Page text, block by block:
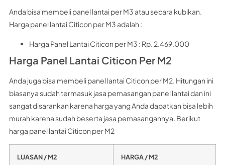
Anda bisa membeli panel lantai per M3 atau secara kubikan.
Harga panel lantai Citicon per M3 adalah :
Harga Panel Lantai Citicon per M3 : Rp. 2.469.000
Harga Panel Lantai Citicon Per M2
Anda juga bisa membeli panel lantai Citicon per M2. Hitungan ini
biasanya sudah termasuk jasa pemasangan panel lantai dan ini
sangat disarankan karena harga yang Anda dapatkan bisa lebih
murah karena sudah beserta jasa pemasangannya. Berikut
harga panel lantai Citicon per M2
LUASAN / M2 HARGA / M2